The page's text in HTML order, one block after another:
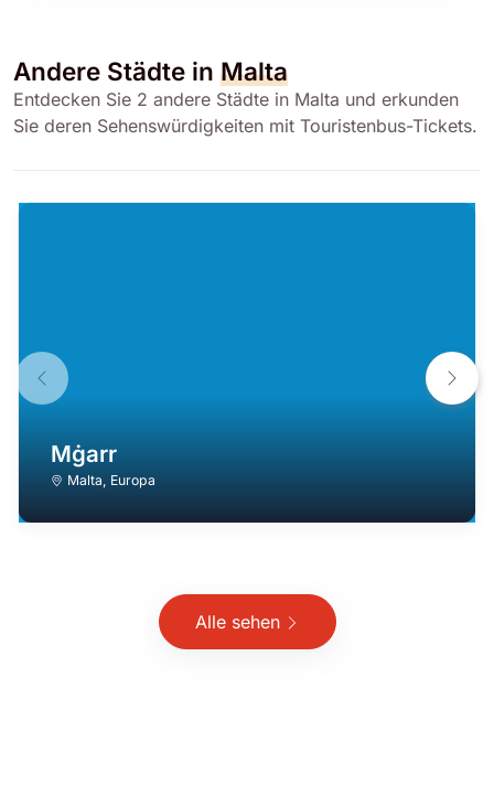
Andere Städte in Malta
Entdecken Sie 2 andere Städte in Malta und erkunden
Sie deren Sehenswürdigkeiten mit Touristenbus-Tickets.
Mġarr
Malta, Europa
Alle sehen